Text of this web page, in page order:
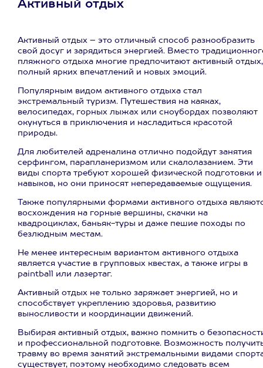
Активный отдых
Активный отдых – это отличный способ разнообразить
свой досуг и зарядиться энергией. Вместо
пляжного отдыха многие предпочитают активный отдых,
полный ярких впечатлений и новых эмоций.
Популярным видом активного отдыха стал
экстремальный туризм. Путешествия на каяках,
велосипедах, горных лыжах или сноубордах позволяют
окунуться в приключения и насладиться красотой
природы.
Для любителей адреналина отлично подойдут занятия
серфингом, парапланеризмом или скалолазанием. Эти
виды спорта требуют хорошей физической подготовки и
навыков, но они приносят непередаваемые ощущения.
Также популярными формами активного отдыха
восхождения на горные вершины, скачки на
квадроциклах, баньяк-туры и даже пешие походы по
безлюдным местам.
Не менее интересным вариантом активного отдыха
является участие в групповых квестах, а также игры в
paintball или лазертаг.
Активный отдых не только заряжает энергией, но и
способствует укреплению здоровья, развитию
выносливости и координации движений.
Выбирая активный отдых, важно помнить о
и профессиональной подготовке. Возможность
травму во время занятий экстремальными видами
существует, поэтому необходимо следовать всем